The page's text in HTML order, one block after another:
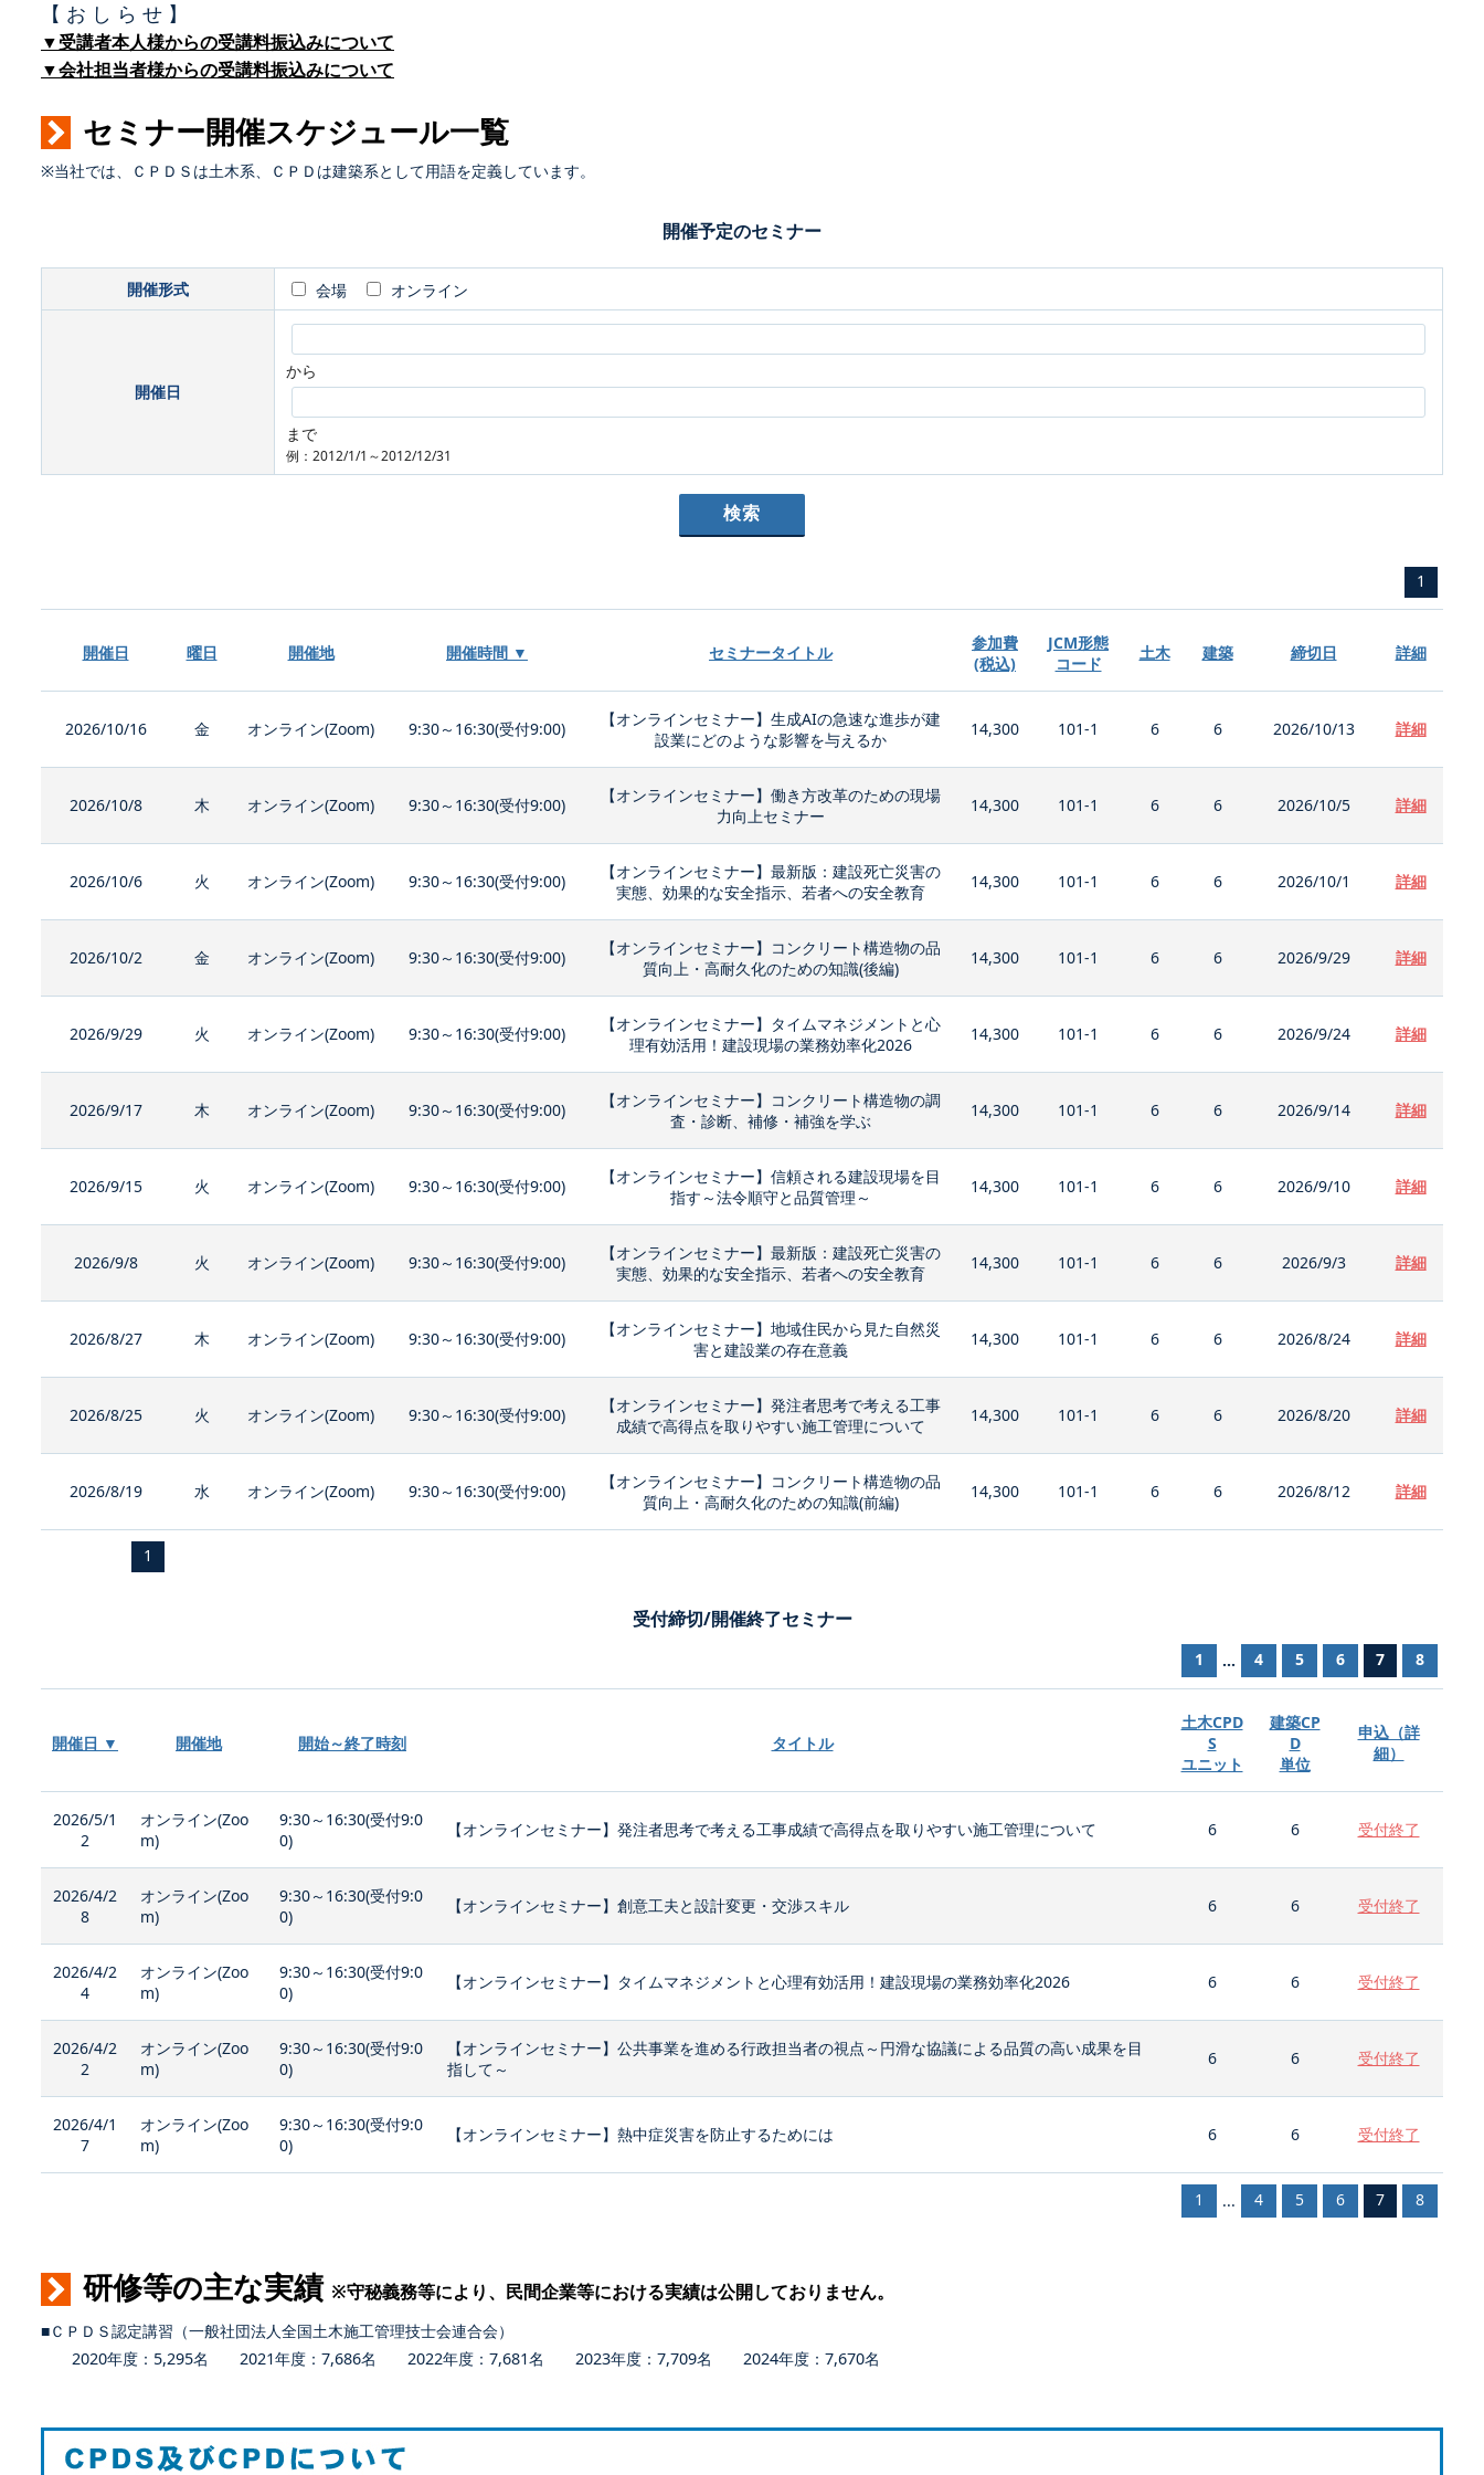
【 お し ら せ 】
▼受講者本人様からの受講料振込みについて
▼会社担当者様からの受講料振込みについて
セミナー開催スケジュール一覧
※当社では、ＣＰＤＳは土木系、ＣＰＤは建築系として用語を定義しています。
開催予定のセミナー
開催形式 会場 オンライン
開催日
から
まで
例：2012/1/1～2012/12/31
1
開催日 曜日 開催地 開催時間 ▼ セミナータイトル
参加費
(税込)
JCM形態
コード
土木 建築 締切日 詳細
2026/10/16 金 オンライン(Zoom) 9:30～16:30(受付9:00)
【オンラインセミナー】生成AIの急速な進歩が建
設業にどのような影響を与えるか
14,300 101-1 6 6 2026/10/13 詳細
2026/10/8 木 オンライン(Zoom) 9:30～16:30(受付9:00)
【オンラインセミナー】働き方改革のための現場
力向上セミナー
14,300 101-1 6 6 2026/10/5 詳細
2026/10/6 火 オンライン(Zoom) 9:30～16:30(受付9:00)
【オンラインセミナー】最新版：建設死亡災害の
実態、効果的な安全指示、若者への安全教育
14,300 101-1 6 6 2026/10/1 詳細
2026/10/2 金 オンライン(Zoom) 9:30～16:30(受付9:00)
【オンラインセミナー】コンクリート構造物の品
質向上・高耐久化のための知識(後編)
14,300 101-1 6 6 2026/9/29 詳細
2026/9/29 火 オンライン(Zoom) 9:30～16:30(受付9:00)
【オンラインセミナー】タイムマネジメントと心
理有効活用！建設現場の業務効率化2026
14,300 101-1 6 6 2026/9/24 詳細
2026/9/17 木 オンライン(Zoom) 9:30～16:30(受付9:00)
【オンラインセミナー】コンクリート構造物の調
査・診断、補修・補強を学ぶ
14,300 101-1 6 6 2026/9/14 詳細
2026/9/15 火 オンライン(Zoom) 9:30～16:30(受付9:00)
【オンラインセミナー】信頼される建設現場を目
指す～法令順守と品質管理～
14,300 101-1 6 6 2026/9/10 詳細
2026/9/8 火 オンライン(Zoom) 9:30～16:30(受付9:00)
【オンラインセミナー】最新版：建設死亡災害の
実態、効果的な安全指示、若者への安全教育
14,300 101-1 6 6 2026/9/3 詳細
2026/8/27 木 オンライン(Zoom) 9:30～16:30(受付9:00)
【オンラインセミナー】地域住民から見た自然災
害と建設業の存在意義
14,300 101-1 6 6 2026/8/24 詳細
2026/8/25 火 オンライン(Zoom) 9:30～16:30(受付9:00)
【オンラインセミナー】発注者思考で考える工事
成績で高得点を取りやすい施工管理について
14,300 101-1 6 6 2026/8/20 詳細
2026/8/19 水 オンライン(Zoom) 9:30～16:30(受付9:00)
【オンラインセミナー】コンクリート構造物の品
質向上・高耐久化のための知識(前編)
14,300 101-1 6 6 2026/8/12 詳細
1
受付締切/開催終了セミナー
1 ... 4 5 6 7 8
開催日 ▼ 開催地 開始～終了時刻 タイトル
土木CPD
S
ユニット
建築CP
D
単位
申込（詳
細）
2026/5/1
2
オンライン(Zoo
m)
9:30～16:30(受付9:0
0)
【オンラインセミナー】発注者思考で考える工事成績で高得点を取りやすい施工管理について 6 6 受付終了
2026/4/2
8
オンライン(Zoo
m)
9:30～16:30(受付9:0
0)
【オンラインセミナー】創意工夫と設計変更・交渉スキル 6 6 受付終了
2026/4/2
4
オンライン(Zoo
m)
9:30～16:30(受付9:0
0)
【オンラインセミナー】タイムマネジメントと心理有効活用！建設現場の業務効率化2026 6 6 受付終了
2026/4/2
2
オンライン(Zoo
m)
9:30～16:30(受付9:0
0)
【オンラインセミナー】公共事業を進める行政担当者の視点～円滑な協議による品質の高い成果を目
指して～
6 6 受付終了
2026/4/1
7
オンライン(Zoo
m)
9:30～16:30(受付9:0
0)
【オンラインセミナー】熱中症災害を防止するためには 6 6 受付終了
1 ... 4 5 6 7 8
研修等の主な実績 ※守秘義務等により、民間企業等における実績は公開しておりません。
■ＣＰＤＳ認定講習（一般社団法人全国土木施工管理技士会連合会）
2020年度：5,295名 2021年度：7,686名 2022年度：7,681名 2023年度：7,709名 2024年度：7,670名